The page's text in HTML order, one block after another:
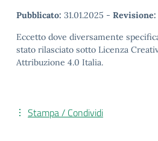
Pubblicato: 31.01.2025 - Revisione:
Eccetto dove diversamente
stato rilasciato sotto Licenza
Attribuzione 4.0 Italia.
Stampa / Condividi